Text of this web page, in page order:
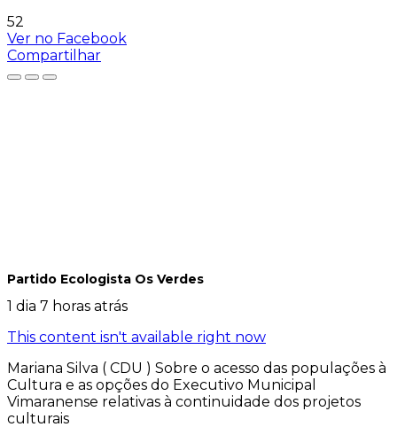
52
Ver no Facebook
Compartilhar
Partido Ecologista Os Verdes
1 dia 7 horas atrás
This content isn't available right now
Mariana Silva ( CDU ) Sobre o acesso das populações à
Cultura e as opções do Executivo Municipal
Vimaranense relativas à continuidade dos projetos
culturais